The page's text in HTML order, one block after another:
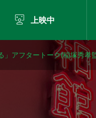
 上映中
」アフタートーク(稲塚秀孝